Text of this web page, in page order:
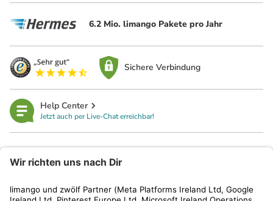
6.2 Mio. limango Pakete pro Jahr
Sichere Verbindung
Help Center
Jetzt auch per Live-Chat erreichbar!